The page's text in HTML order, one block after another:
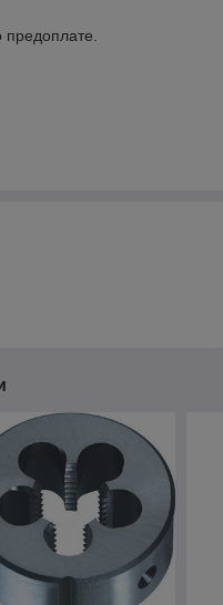
предоплате.